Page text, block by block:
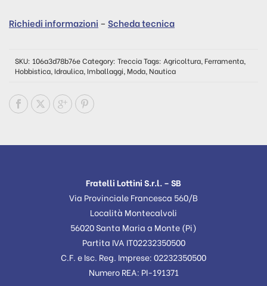
Richiedi informazioni – Scheda tecnica
SKU: 106a3d78b76eCategory: TrecciaTags: Agricoltura, Ferramenta,
Hobbistica, Idraulica, Imballaggi, Moda, Nautica
Fratelli Lottini S.r.l. – SB
Via Provinciale Francesca 560/B
Località Montecalvoli
56020 Santa Maria a Monte (Pi)
Partita IVA IT02232350500
C.F. e Isc. Reg. Imprese: 02232350500
Numero REA: PI-191371